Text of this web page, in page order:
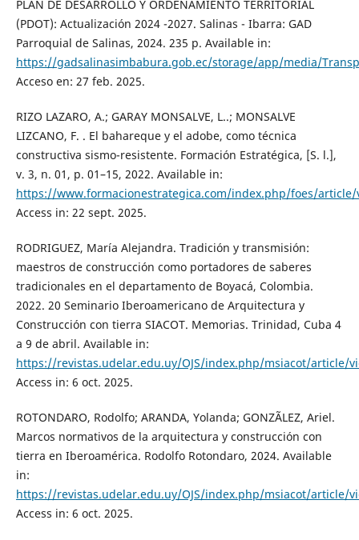
PLAN DE DESARROLLO Y ORDENAMIENTO TERRITORIAL
(PDOT): Actualización 2024 -2027. Salinas - Ibarra: GAD
Parroquial de Salinas, 2024. 235 p. Available in:
https://gadsalinasimbabura.gob.ec/storage/app/media/
Acceso en: 27 feb. 2025.
RIZO LAZARO, A.; GARAY MONSALVE, L..; MONSALVE
LIZCANO, F. . El bahareque y el adobe, como técnica
constructiva sismo-resistente. Formación Estratégica, [S. l.],
v. 3, n. 01, p. 01–15, 2022. Available in:
https://www.formacionestrategica.com/index.php/foes/article/
Access in: 22 sept. 2025.
RODRIGUEZ, María Alejandra. Tradición y transmisión:
maestros de construcción como portadores de saberes
tradicionales en el departamento de Boyacá, Colombia.
2022. 20 Seminario Iberoamericano de Arquitectura y
Construcción con tierra SIACOT. Memorias. Trinidad, Cuba 4
a 9 de abril. Available in:
https://revistas.udelar.edu.uy/OJS/index.php/msiacot/article/
Access in: 6 oct. 2025.
ROTONDARO, Rodolfo; ARANDA, Yolanda; GONZÃLEZ, Ariel.
Marcos normativos de la arquitectura y construcción con
tierra en Iberoamérica. Rodolfo Rotondaro, 2024. Available
in:
https://revistas.udelar.edu.uy/OJS/index.php/msiacot/article/
Access in: 6 oct. 2025.